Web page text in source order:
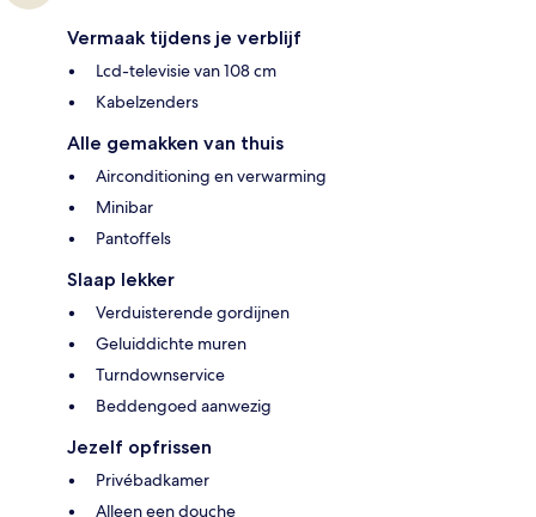
Vermaak tijdens je verblijf
Lcd-televisie van 108 cm
Kabelzenders
Alle gemakken van thuis
Airconditioning en verwarming
Minibar
Pantoffels
Slaap lekker
Verduisterende gordijnen
Geluiddichte muren
Turndownservice
Beddengoed aanwezig
Jezelf opfrissen
Privébadkamer
Alleen een douche